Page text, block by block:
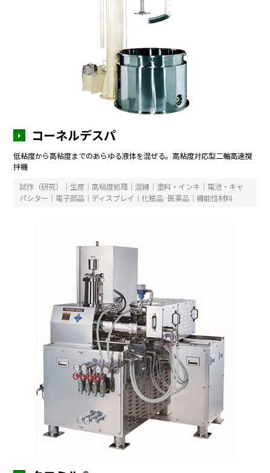
コーネルデスパ
低粘度から高粘度までのあらゆる液体を混ぜる。高粘度対応型二軸高速撹
拌機
試作（研究）｜生産｜高粘度処理｜混練｜塗料・インキ｜電池・キャ
パシター｜電子部品｜ディスプレイ｜化粧品·医薬品｜機能性材料